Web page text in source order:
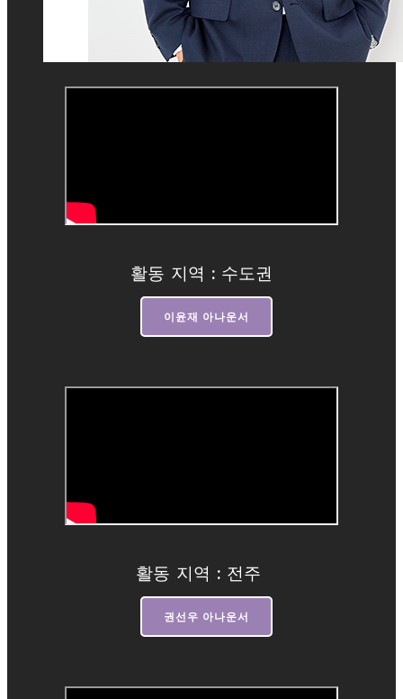
활동 지역 : 수도권
이윤재 아나운서
활동 지역 : 전주
권선우 아나운서